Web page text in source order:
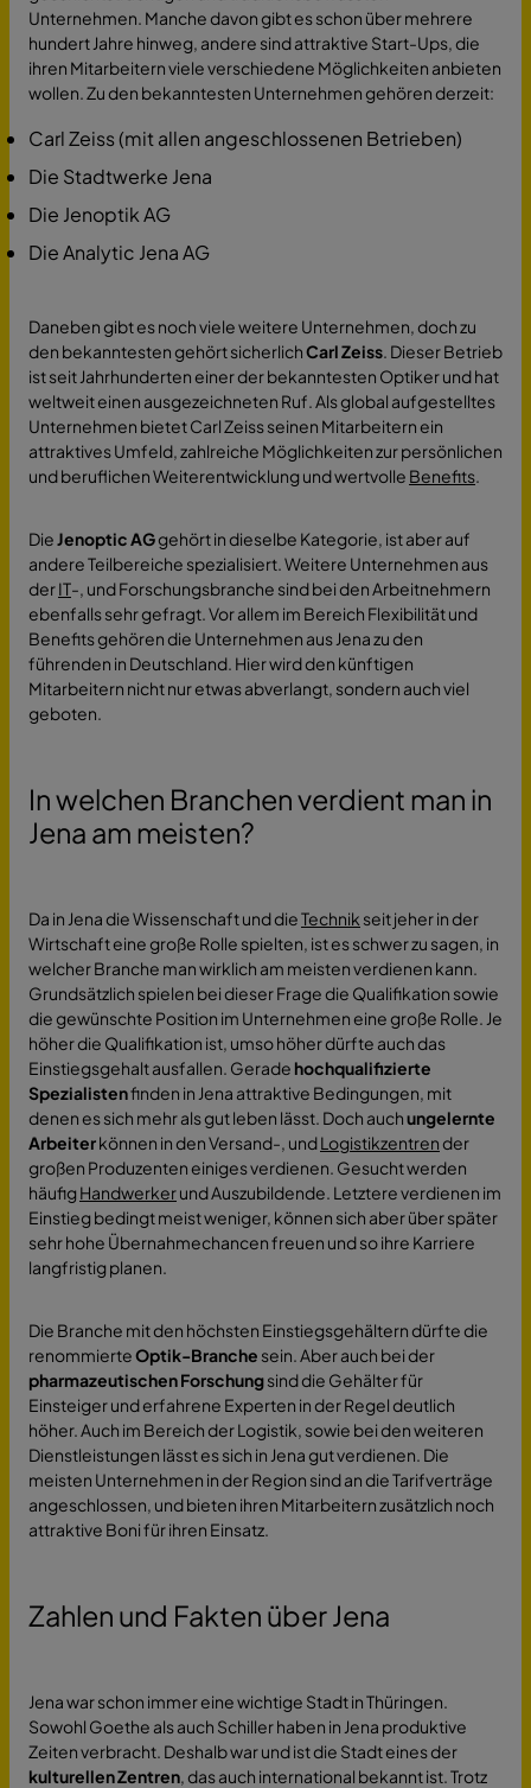
Unternehmen. Manche davon gibt es schon über mehrere
hundert Jahre hinweg, andere sind attraktive Start-Ups, die
ihren Mitarbeitern viele verschiedene Möglichkeiten anbieten
wollen. Zu den bekanntesten Unternehmen gehören derzeit:
Carl Zeiss (mit allen angeschlossenen Betrieben)
Die Stadtwerke Jena
Die Jenoptik AG
Die Analytic Jena AG
Daneben gibt es noch viele weitere Unternehmen, doch zu
den bekanntesten gehört sicherlichCarl Zeiss. Dieser Betrieb
ist seit Jahrhunderten einer der bekanntesten Optiker und hat
weltweit einen ausgezeichneten Ruf. Als global aufgestelltes
Unternehmen bietet Carl Zeiss seinen Mitarbeitern ein
attraktives Umfeld, zahlreiche Möglichkeiten zur persönlichen
und beruflichen Weiterentwicklung und wertvolle Benefits.
DieJenoptic AGgehört in dieselbe Kategorie, ist aber auf
andere Teilbereiche spezialisiert. Weitere Unternehmen aus
derIT-, und Forschungsbranche sind bei den Arbeitnehmern
ebenfalls sehr gefragt. Vor allem im Bereich Flexibilität und
Benefits gehören die Unternehmen aus Jena zu den
führenden in Deutschland. Hier wird den künftigen
Mitarbeitern nicht nur etwas abverlangt, sondern auch viel
geboten.
In welchen Branchen verdient man in
Jena am meisten?
Da in Jena die Wissenschaft und dieTechnik seit jeher in der
Wirtschaft eine große Rolle spielten, ist es schwer zu sagen, in
welcher Branche man wirklich am meisten verdienen kann.
Grundsätzlich spielen bei dieser Frage die Qualifikation sowie
die gewünschte Position im Unternehmen eine große Rolle. Je
höher die Qualifikation ist, umso höher dürfte auch das
Einstiegsgehalt ausfallen. Gerade hochqualifizierte
Spezialistenfinden in Jena attraktive Bedingungen, mit
denen es sich mehr als gut leben lässt. Doch auchungelernte
Arbeiterkönnen in den Versand-, undLogistikzentrender
großen Produzenten einiges verdienen. Gesucht werden
häufigHandwerkerund Auszubildende. Letztere verdienen im
Einstieg bedingt meist weniger, können sich aber über später
sehr hohe Übernahmechancen freuen und so ihre Karriere
langfristig planen.
Die Branche mit den höchsten Einstiegsgehältern dürfte die
renommierteOptik-Branche sein. Aber auch bei der
pharmazeutischen Forschungsind die Gehälter für
Einsteiger und erfahrene Experten in der Regel deutlich
höher. Auch im Bereich der Logistik, sowie bei den weiteren
Dienstleistungen lässt es sich in Jena gut verdienen. Die
meisten Unternehmen in der Region sind an die Tarifverträge
angeschlossen, und bieten ihren Mitarbeitern zusätzlich noch
attraktive Boni für ihren Einsatz.
Zahlen und Fakten über Jena
Jena war schon immer eine wichtige Stadt in Thüringen.
Sowohl Goethe als auch Schiller haben in Jena produktive
Zeiten verbracht. Deshalb war und ist die Stadt eines der
kulturellen Zentren, das auch international bekannt ist. Trotz